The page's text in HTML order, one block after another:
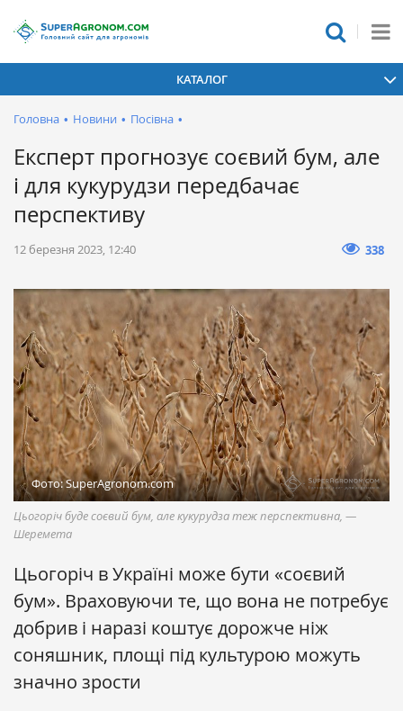
КАТАЛОГ
Головна • Новини • Посівна •
Експерт прогнозує соєвий бум, але
і для кукурудзи передбачає
перспективу
12 березня 2023, 12:40 338
Фото: SuperAgronom.com
Цьогоріч буде соєвий бум, але кукурудза теж перспективна, —
Шеремета
Цьогоріч в Україні може бути «соєвий
бум». Враховуючи те, що вона не потребує
добрив і наразі коштує дорожче ніж
соняшник, площі під культурою можуть
значно зрости